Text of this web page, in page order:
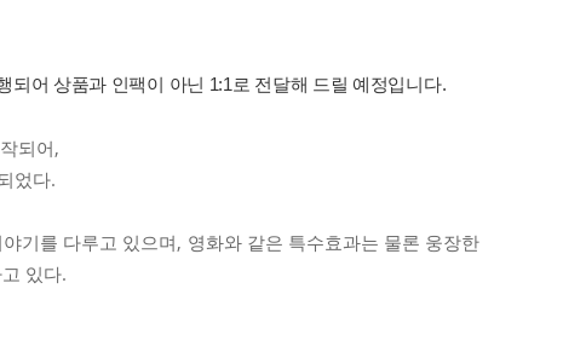
되어 상품과 인팩이 아닌 1:1로 전달해 드릴 예정입니다.
되어,
었다.
기를 다루고 있으며, 영화와 같은 특수효과는 물론 웅장한
있다.